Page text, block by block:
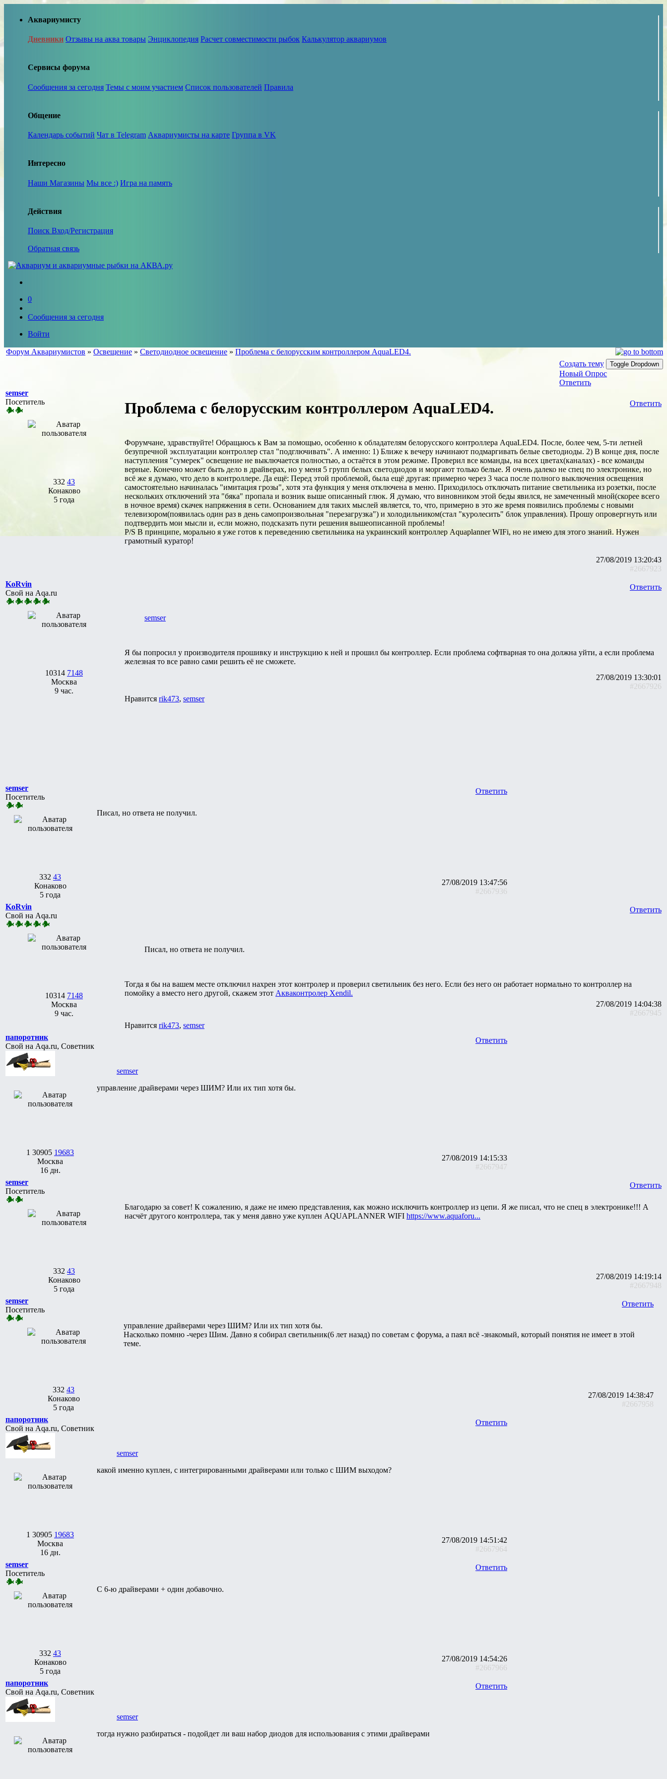
Аквариумисту
Дневники Отзывы на аква товары Энциклопедия Расчет совместимости рыбок Калькулятор аквариумов
Сервисы форума
Сообщения за сегодня Темы с моим участием Список пользователей Правила
Общение
Календарь событий Чат в Telegram Аквариумисты на карте Группа в VK
Интересно
Наши Магазины Мы все :) Игра на память
Действия
Поиск Вход/Регистрация
Обратная связь
0
Сообщения за сегодня
Войти
Форум Аквариумистов » Освещение » Светодиодное освещение » Проблема с белорусским контроллером AquaLED4.
Создать тему
Toggle Dropdown
Новый Опрос
Ответить
semser
Посетитель
332 43
Конаково
5 года
Ответить
Проблема с белорусским контроллером AquaLED4.
Форумчане, здравствуйте! Обращаюсь к Вам за помощью, особенно к обладателям белорусского контроллера AquaLED4. После, более чем, 5-ти летней
безупречной эксплуатации контроллер стал "подглючивать". А именно: 1) Ближе к вечеру начинают подмаргивать белые светодиоды. 2) В конце дня, после
наступления "сумерек" освещение не выключается полностью, а остаётся в этом режиме. Проверил все команды, на всех цветах(каналах) - все команды
верные. Конечно может быть дело в драйверах, но у меня 5 групп белых светодиодов и моргают только белые. Я очень далеко не спец по электронике, но
всё же я думаю, что дело в контроллере. Да ещё: Перед этой проблемой, была ещё другая: примерно через 3 часа после полного выключения освещения
самостоятельно начиналась "имитация грозы", хотя эта функция у меня отключена в меню. Приходилось отключать питание светильника из розетки, после
нескольких отключений эта "бяка" пропала и возник выше описанный глюк. Я думаю, что виновником этой беды явился, не замеченный мной(скорее всего
в ночное время) скачек напряжения в сети. Основанием для таких мыслей является, то, что, примерно в это же время появились проблемы с новыми
телевизором(появилась один раз в день самопроизвольная "перезагрузка") и холодильником(стал "куролесить" блок управления). Прошу опровергнуть или
подтвердить мои мысли и, если можно, подсказать пути решения вышеописанной проблемы!
P/S В принципе, морально я уже готов к переведению светильника на украинский контроллер Aquaplanner WIFi, но не имею для этого знаний. Нужен
грамотный куратор!
27/08/2019 13:20:43
#2667923
KoRvin
Свой на Aqa.ru
10314 7148
Москва
9 час.
Ответить
semser
Я бы попросил у производителя прошивку и инструкцию к ней и прошил бы контроллер. Если проблема софтварная то она должна уйти, а если проблема
железная то все равно сами решить её не сможете.
27/08/2019 13:30:01
#2667926
Нравится rik473, semser
semser
Посетитель
332 43
Конаково
5 года
Ответить
Писал, но ответа не получил.
27/08/2019 13:47:56
#2667936
KoRvin
Свой на Aqa.ru
10314 7148
Москва
9 час.
Ответить
Писал, но ответа не получил.
Тогда я бы на вашем месте отключил нахрен этот контролер и проверил светильник без него. Если без него он работает нормально то контроллер на
помойку а вместо него другой, скажем этот Aкваконтролер Xendil.
27/08/2019 14:04:38
#2667945
Нравится rik473, semser
папоротник
Свой на Aqa.ru, Советник
1 30905 19683
Москва
16 дн.
Ответить
semser
управление драйверами через ШИМ? Или их тип хотя бы.
27/08/2019 14:15:33
#2667947
semser
Посетитель
332 43
Конаково
5 года
Ответить
Благодарю за совет! К сожалению, я даже не имею представления, как можно исключить контроллер из цепи. Я же писал, что не спец в электронике!!! А
насчёт другого контроллера, так у меня давно уже куплен AQUAPLANNER WIFI https://www.aquaforu...
27/08/2019 14:19:14
#2667948
semser
Посетитель
332 43
Конаково
5 года
Ответить
управление драйверами через ШИМ? Или их тип хотя бы.
Насколько помню -через Шим. Давно я собирал светильник(6 лет назад) по советам с форума, а паял всё -знакомый, который понятия не имеет в этой
теме.
27/08/2019 14:38:47
#2667958
папоротник
Свой на Aqa.ru, Советник
1 30905 19683
Москва
16 дн.
Ответить
semser
какой именно куплен, с интегрированными драйверами или только с ШИМ выходом?
27/08/2019 14:51:42
#2667964
semser
Посетитель
332 43
Конаково
5 года
Ответить
С 6-ю драйверами + один добавочно.
27/08/2019 14:54:26
#2667966
папоротник
Свой на Aqa.ru, Советник
Ответить
semser
тогда нужно разбираться - подойдет ли ваш набор диодов для использования с этими драйверами